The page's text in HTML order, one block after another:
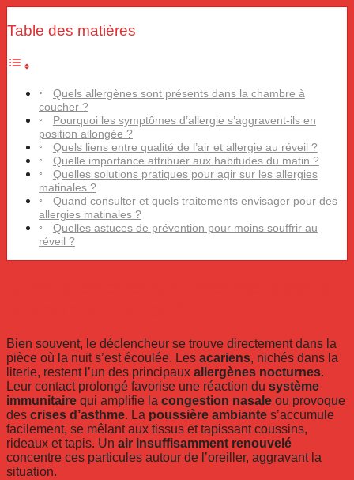
Table des matières
Quels allergènes sont présents dans la chambre à
coucher ?
Pourquoi les symptômes d’allergie s’aggravent-ils en
position allongée ?
Quels liens entre qualité de l’air et allergie au réveil ?
Quelle importance attribuer aux habitudes du matin ?
Quelles solutions pratiques pour agir sur les allergies
matinales ?
Quand consulter et quels traitements envisager pour des
allergies matinales ?
Quelles astuces de prévention pour moins souffrir au
réveil ?
Bien souvent, le déclencheur se trouve directement dans la
pièce où la nuit s’est écoulée. Les acariens, nichés dans la
literie, restent l’un des principaux allergènes nocturnes.
Leur contact prolongé favorise une réaction du système
immunitaire qui amplifie la congestion nasale ou provoque
des crises d’asthme. La poussière ambiante s’accumule
facilement, se mêlant aux tissus et tapissant coussins,
rideaux et tapis. Un air insuffisamment renouvelé
concentre ces particules autour de l’oreiller, aggravant la
situation.